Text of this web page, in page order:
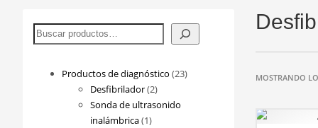
MOSTRANDO
Buscar
Productos de diagnóstico 2323
Desfibrilador 22
productos
Sonda de ultrasonido
inalámbrica 11